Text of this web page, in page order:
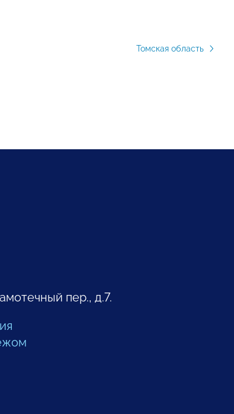
Томская область
пер., д.7.